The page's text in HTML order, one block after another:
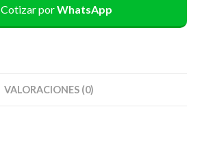
Cotizar porWhatsApp
VALORACIONES (0)